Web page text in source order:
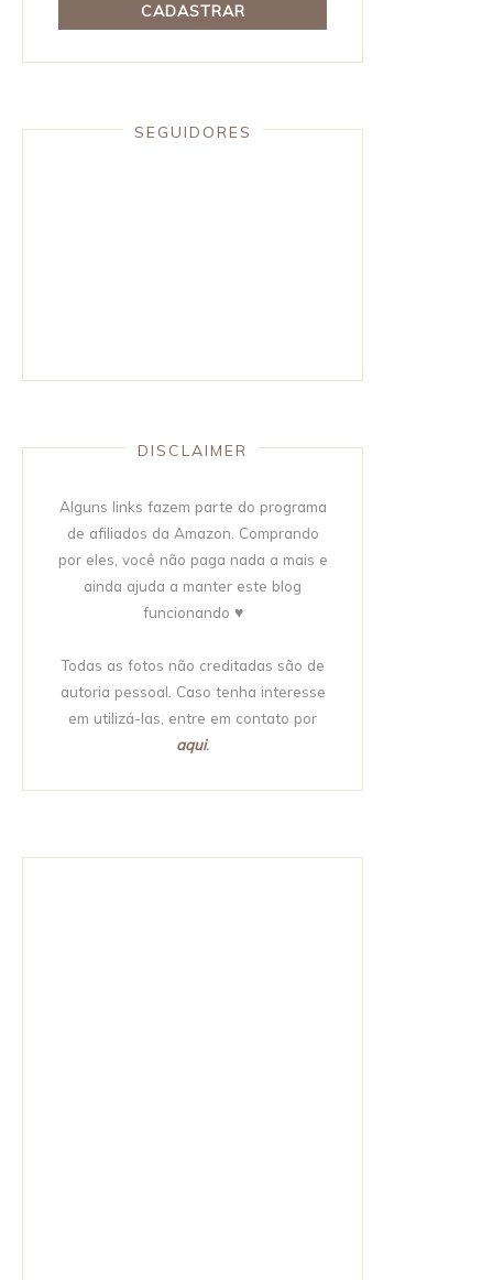
SEGUIDORES
DISCLAIMER
Alguns links fazem parte do programa
de afiliados da Amazon. Comprando
por eles, você não paga nada a mais e
ainda ajuda a manter este blog
funcionando ♥
Todas as fotos não creditadas são de
autoria pessoal. Caso tenha interesse
em utilizá-las, entre em contato por
aqui.